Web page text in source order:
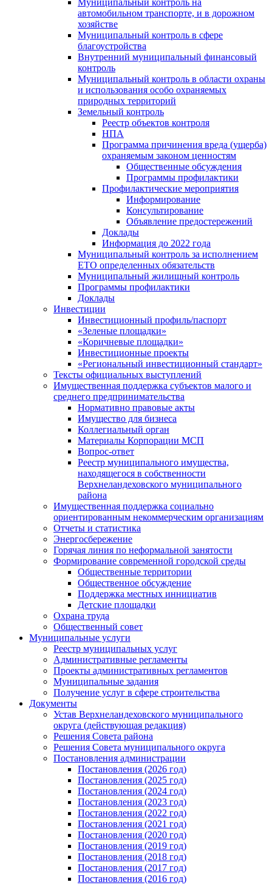
Муниципальный контроль на
автомобильном транспорте, и в дорожном
хозяйстве
Муниципальный контроль в сфере
благоустройства
Внутренний муниципальный финансовый
контроль
Муниципальный контроль в области охраны
и использования особо охраняемых
природных территорий
Земельный контроль
Реестр объектов контроля
НПА
Программа причинения вреда (ущерба)
охраняемым законом ценностям
Общественные обсуждения
Программы профилактики
Профилактические мероприятия
Информирование
Консультирование
Объявление предостережений
Доклады
Информация до 2022 года
Муниципальный контроль за исполнением
ЕТО определенных обязательств
Муниципальный жилищный контроль
Программы профилактики
Доклады
Инвестиции
Инвестиционный профиль/паспорт
«Зеленые площадки»
«Коричневые площадки»
Инвестиционные проекты
«Региональный инвестиционный стандарт»
Тексты официальных выступлений
Имущественная поддержка субъектов малого и
среднего предпринимательства
Нормативно правовые акты
Имущество для бизнеса
Коллегиальный орган
Материалы Корпорации МСП
Вопрос-ответ
Реестр муниципального имущества,
находящегося в собственности
Верхнеландеховского муниципального
района
Имущественная поддержка социально
ориентированным некоммерческим организациям
Отчеты и статистика
Энергосбережение
Горячая линия по неформальной занятости
Формирование современной городской среды
Общественные территории
Общественное обсуждение
Поддержка местных иннициатив
Детские площадки
Охрана труда
Общественный совет
Муниципальные услуги
Реестр муниципальных услуг
Административные регламенты
Проекты административных регламентов
Муниципальные задания
Получение услуг в сфере строительства
Документы
Устав Верхнеландеховского муниципального
округа (действующая редакция)
Решения Совета района
Решения Совета муниципального округа
Постановления администрации
Постановления (2026 год)
Постановления (2025 год)
Постановления (2024 год)
Постановления (2023 год)
Постановления (2022 год)
Постановления (2021 год)
Постановления (2020 год)
Постановления (2019 год)
Постановления (2018 год)
Постановления (2017 год)
Постановления (2016 год)